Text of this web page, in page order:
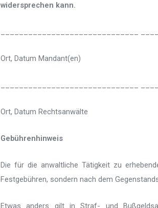
widersprechen kann.
Ort, Datum Mandant(en)
Ort, Datum Rechtsanwälte
Gebührenhinweis
Die für die anwaltliche Tätigkeit zu
Festgebühren, sondern nach dem
Etwas anders gilt in Straf- und